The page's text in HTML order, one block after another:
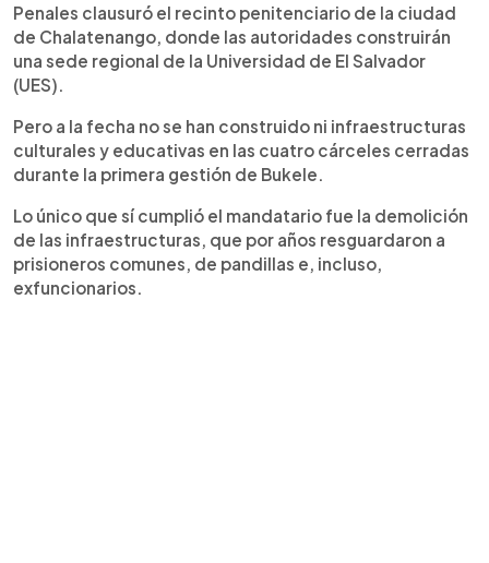
Penales clausuró el recinto penitenciario de la ciudad
de Chalatenango, donde las autoridades construirán
una sede regional de la Universidad de El Salvador
(UES).
Pero a la fecha no se han construido ni infraestructuras
culturales y educativas en las cuatro cárceles cerradas
durante la primera gestión de Bukele.
Lo único que sí cumplió el mandatario fue la demolición
de las infraestructuras, que por años resguardaron a
prisioneros comunes, de pandillas e, incluso,
exfuncionarios.